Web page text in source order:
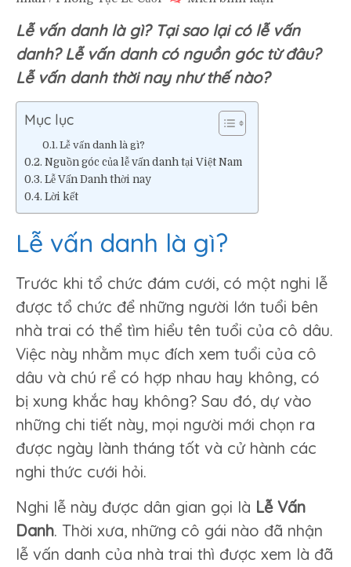
vấn
danh
là
Lễ vấn danh là gì? Tại sao lại có lễ vấn
danh? Lễ vấn danh có nguồn góc từ đâu?
Lễ vấn danh thời nay như thế nào?
Mục lục
Lễ vấn danh là gì?
Nguồn góc của lễ vấn danh tại Việt Nam
Lễ Vấn Danh thời nay
Lời kết
Lễ vấn danh là gì?
Trước khi tổ chức đám cưới, có một nghi lễ
được tổ chức để những người lớn tuổi bên
nhà trai có thể tìm hiểu tên tuổi của cô dâu.
Việc này nhằm mục đích xem tuổi của cô
dâu và chú rể có hợp nhau hay không, có
bị xung khắc hay không? Sau đó, dự vào
những chi tiết này, mọi người mới chọn ra
được ngày lành tháng tốt và cử hành các
nghi thức cưới hỏi.
Nghi lễ này được dân gian gọi là Lễ Vấn
Danh. Thời xưa, những cô gái nào đã nhận
lễ vấn danh của nhà trai thì được xem là đã